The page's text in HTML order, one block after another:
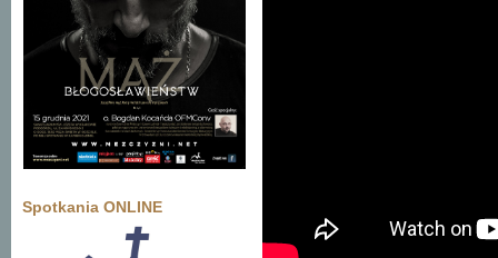
Spotkania ONLINE